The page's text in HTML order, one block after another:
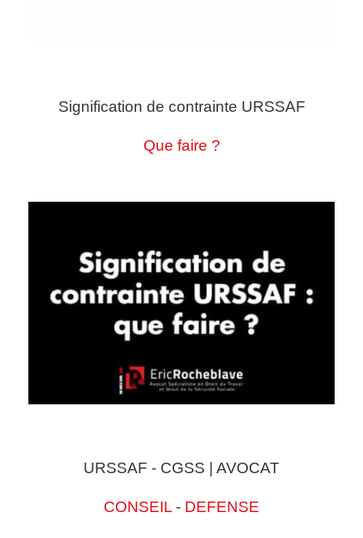
Signification de contrainte URSSAF
Que faire ?
URSSAF - CGSS | AVOCAT
CONSEIL - DEFENSE